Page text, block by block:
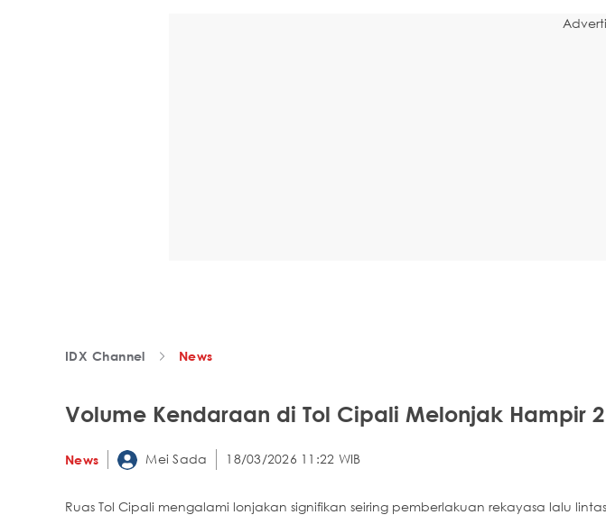
IDX Channel News
Volume Kendaraan di Tol Cipali Melonjak Hampir
News Mei Sada 18/03/2026 11:22 WIB
Ruas Tol Cipali mengalami lonjakan signifikan seiring pemberlakuan rekayasa lalu